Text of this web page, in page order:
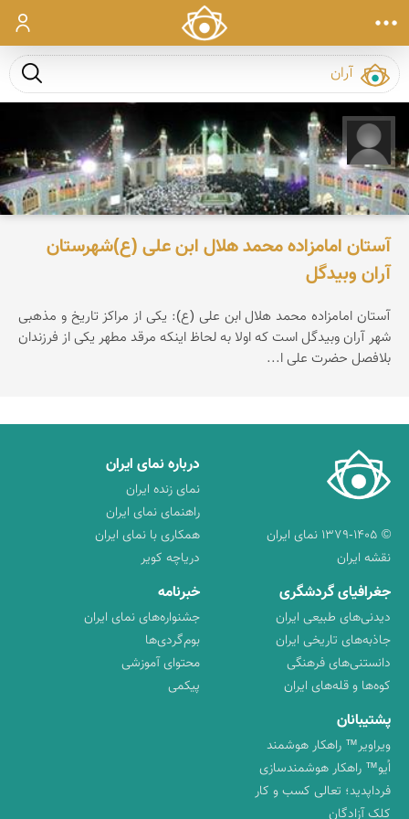
ورود
جست و
میثم گلشن آرانی
آستان امامزاده محمد هلال ابن علی (ع)شهرستان
آران وبیدگل
آستان امامزاده محمد هلال ابن علی (ع): یكی از مراكز تاریخ و مذهبی
شهر آران وبیدگل است كه اولا به لحاظ اینكه مرقد مطهر یكی از فرزندان
بلافصل حضرت علی ا...
© ۱۳۷۹-۱۴۰۵ نمای ایران
نقشه ایران
درباره نمای ایران
نمای زنده ایران
راهنمای نمای ایران
همکاری با نمای ایران
دریاچه کویر
جغرافیای گردشگری
دیدنی‌های طبیعی ایران
جاذبه‌های تاریخی ایران
دانستنی‌های فرهنگی
کوه‌ها و قله‌های ایران
خبرنامه
جشنواره‌های نمای ایران
بوم‌گردی‌ها
محتوای آموزشی
پیکمی
پشتیبانان
ویراویر™ راهکار هوشمند
اُیو™ راهکار هوشمندسازی
فرداپدید؛ تعالی کسب و کار
کلک آزادگان